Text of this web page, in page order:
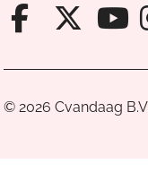
X
© 2026 Cvandaag